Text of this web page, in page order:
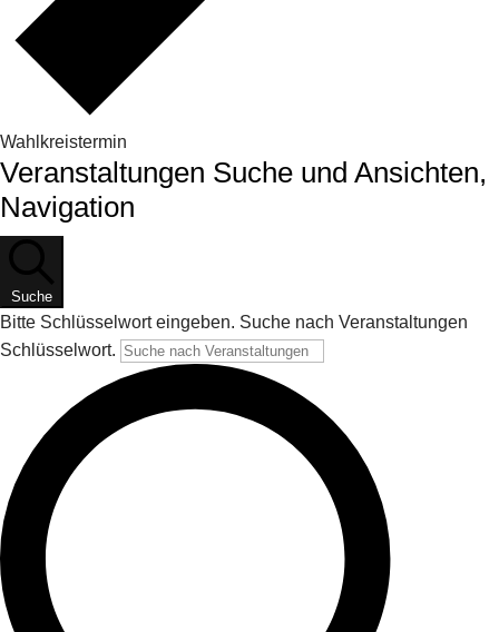
Wahlkreistermin
Veranstaltungen
Veranstaltungen Suche und Ansichten,
Navigation
Suche
Bitte Schlüsselwort eingeben. Suche nach Veranstaltungen
Schlüsselwort.